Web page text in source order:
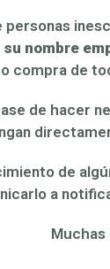
de
personas
su nombre
compra de
de hacer
de
a
Muchas